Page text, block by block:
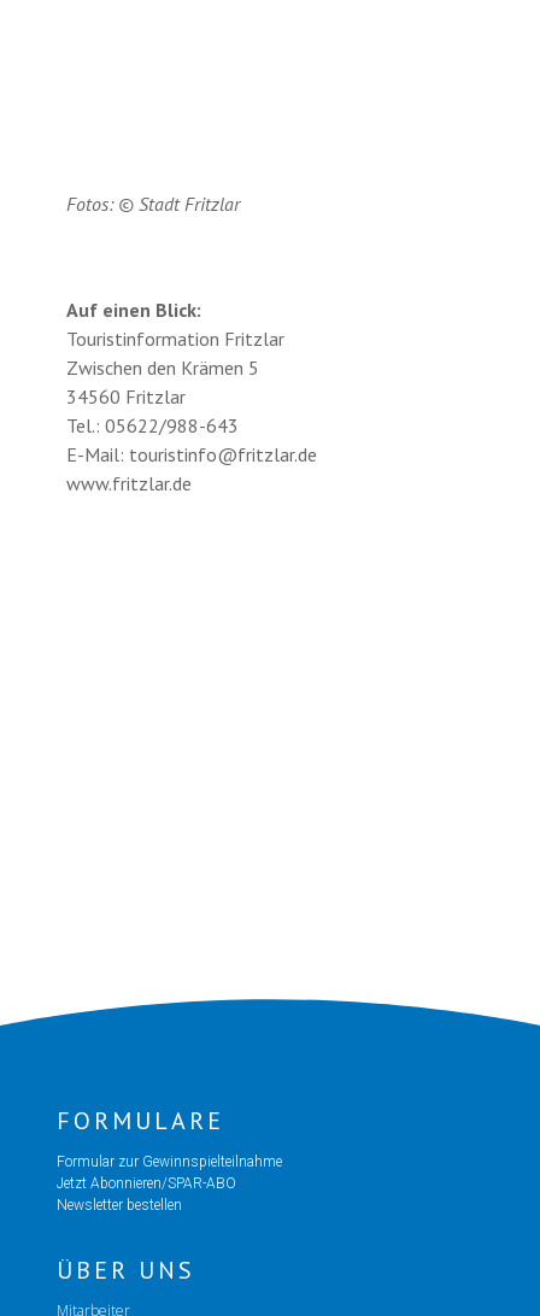
Fotos: © Stadt Fritzlar
Auf einen Blick:
Touristinformation Fritzlar
Zwischen den Krämen 5
34560 Fritzlar
Tel.: 05622/988-643
E-Mail: touristinfo@fritzlar.de
www.fritzlar.de
FORMULARE
Formular zur Gewinnspielteilnahme
Jetzt Abonnieren/SPAR-ABO
Newsletter bestellen
ÜBER UNS
Mitarbeiter